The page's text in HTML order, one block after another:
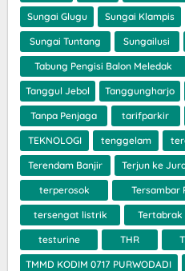
Sungai Glugu Sungai Klampis
Sungai Tuntang Sungailusi
Tabung Pengisi Balon Meledak
Tanggul Jebol Tanggungharjo
Tanpa Penjaga tarifparkir
TEKNOLOGI tenggelam
Terendam Banjir Terjun ke
terperosok Tersambar
tersengat listrik Tertabrak
testurine THR
TMMD KODIM 0717 PURWODADI